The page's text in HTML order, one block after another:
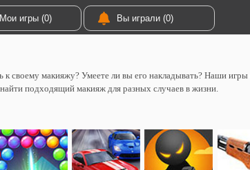
Мои игры (0) Вы играли (0)
к своему макияжу? Умеете ли вы его накладывать? Наши
подходящий макияж для разных случаев в жизни.